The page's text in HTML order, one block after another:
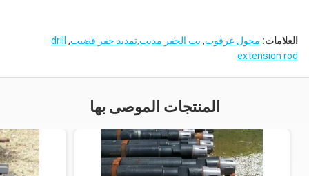
العلامات: محول عرقوب, بت الحفر مدبب,تمديد حفر قضيب,
drill
extension rod
المنتجات الموصى بها